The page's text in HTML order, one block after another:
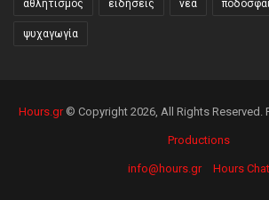
αθλητισμός ειδήσεις νέα
ψυχαγωγία
Hours.gr© Copyright 2026, All Rights Reserved.
Productions
info@hours.gr Hours Chat